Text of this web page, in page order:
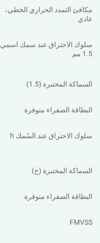
مكافئ التمدد الحراري الخطي،
عادي
سلوك الاحتراق عند سمك اسمي
1.5 مم
السماكة المختبرة (1.5)
البطاقة الصفراء متوفرة
سلوك الاحتراق عند السُمك h
السماكة المختبرة (ح)
البطاقة الصفراء متوفرة
FMVSS